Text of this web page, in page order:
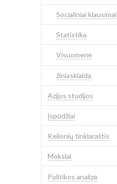
Socialiniai klausimai
Statistika
Visuomenė
žiniasklaida
Azijos studijos
Įspūdžiai
Kelionių tinklaraštis
Mokslai
Politikos analizė